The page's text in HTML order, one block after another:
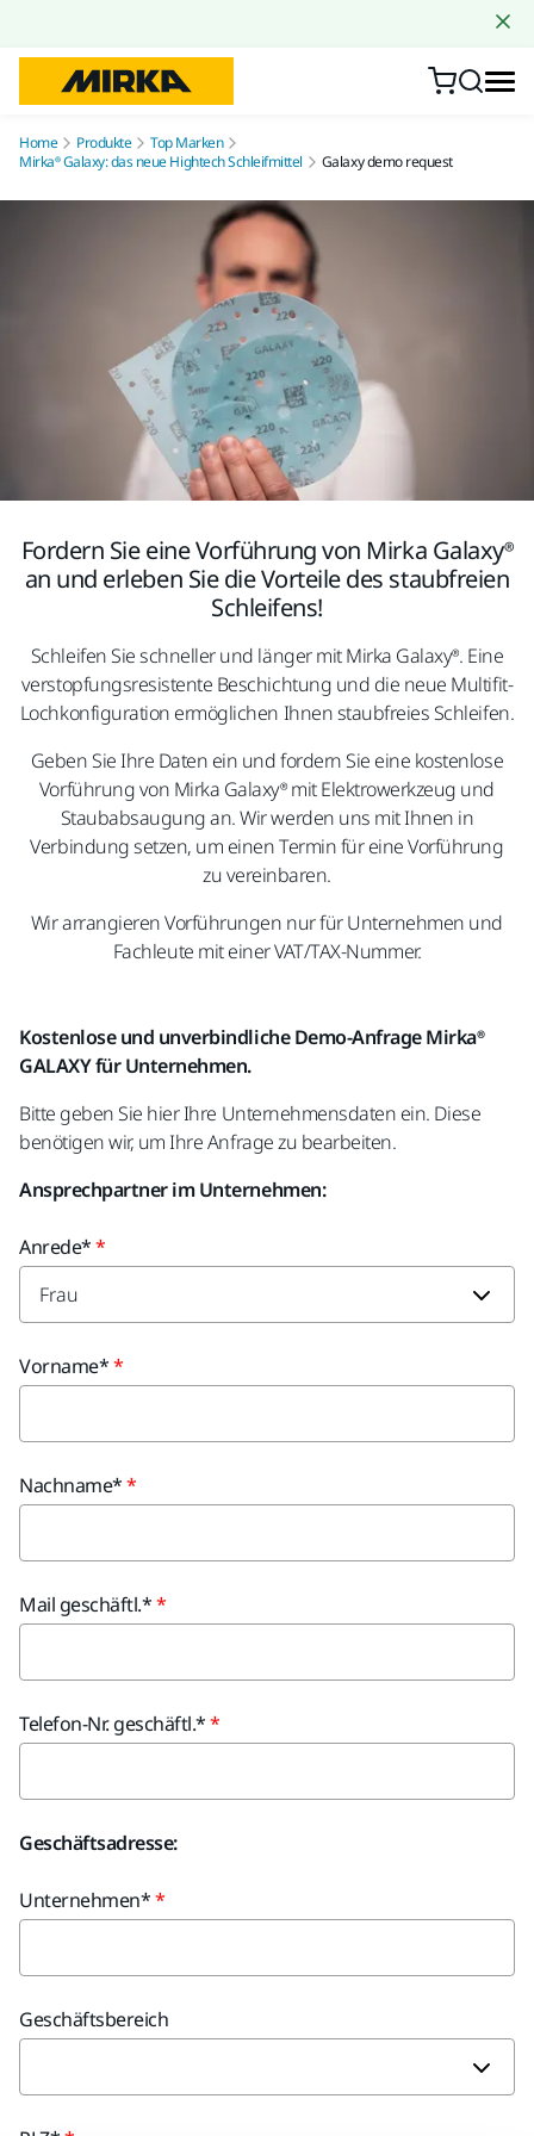
Home Produkte
Top Marken
Mirka® Galaxy: das neue Hightech Schleifmittel
Galaxy demo request
Fordern Sie eine Vorführung von Mirka Galaxy®
an und erleben Sie die Vorteile des staubfreien
Schleifens!
Schleifen Sie schneller und länger mit Mirka Galaxy®. Eine
verstopfungsresistente Beschichtung und die neue Multifit-
Lochkonfiguration ermöglichen Ihnen staubfreies Schleifen.
Geben Sie Ihre Daten ein und fordern Sie eine kostenlose
Vorführung von Mirka Galaxy® mit Elektrowerkzeug und
Staubabsaugung an. Wir werden uns mit Ihnen in
Verbindung setzen, um einen Termin für eine Vorführung
zu vereinbaren.
Wir arrangieren Vorführungen nur für Unternehmen und
Fachleute mit einer VAT/TAX-Nummer.
Kostenlose und unverbindliche Demo-Anfrage Mirka®
GALAXY für Unternehmen.
Bitte geben Sie hier Ihre Unternehmensdaten ein. Diese
benötigen wir, um Ihre Anfrage zu bearbeiten.
Ansprechpartner im Unternehmen:
Anrede*
Vorname*
Nachname*
Mail geschäftl.*
Telefon-Nr. geschäftl.*
Geschäftsadresse:
Unternehmen*
Geschäftsbereich